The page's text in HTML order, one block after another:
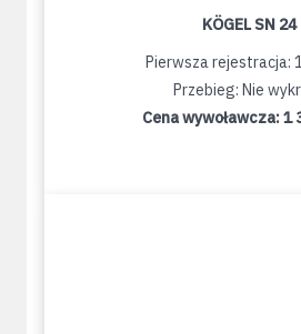
KÖGEL SN 24
Pierwsza rejestracja:
Przebieg: Nie
Cena wywoławcza:1